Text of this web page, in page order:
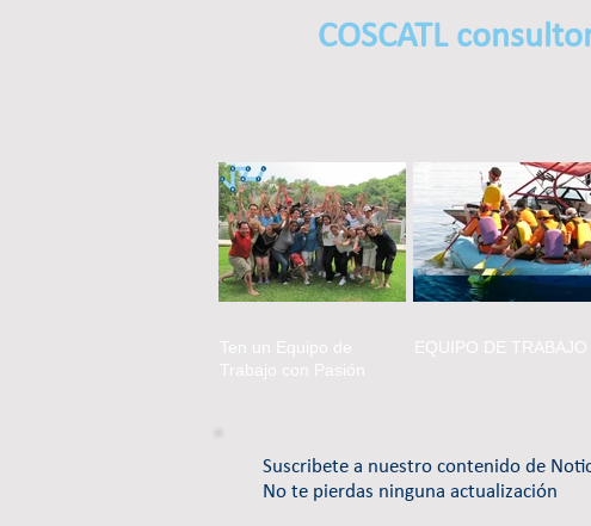
COSCATL
No te pierdas ninguna actualización
Suscribete a nuestro contenido de
Ten un Equipo de
Trabajo con Pasión
EQUIPO DE TRABAJO